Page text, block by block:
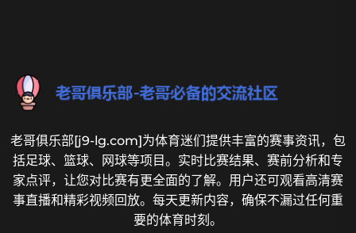
老哥俱乐部[j9-lg.com]为体育迷们提供丰富的赛事资讯，包
括足球、篮球、网球等项目。实时比赛结果、赛前分析和专
家点评，让您对比赛有更全面的了解。用户还可观看高清赛
事直播和精彩视频回放。每天更新内容，确保不漏过任何重
要的体育时刻。